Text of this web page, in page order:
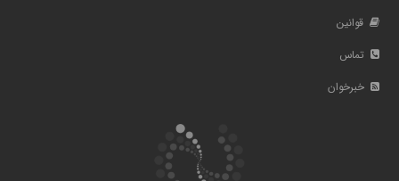
قوانین
تماس
خبرخوان